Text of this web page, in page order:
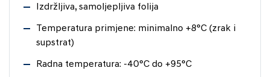
Izdržljiva, samoljepljiva folija
Temperatura primjene: minimalno +8°C (zrak i
supstrat)
Radna temperatura: -40°C do +95°C